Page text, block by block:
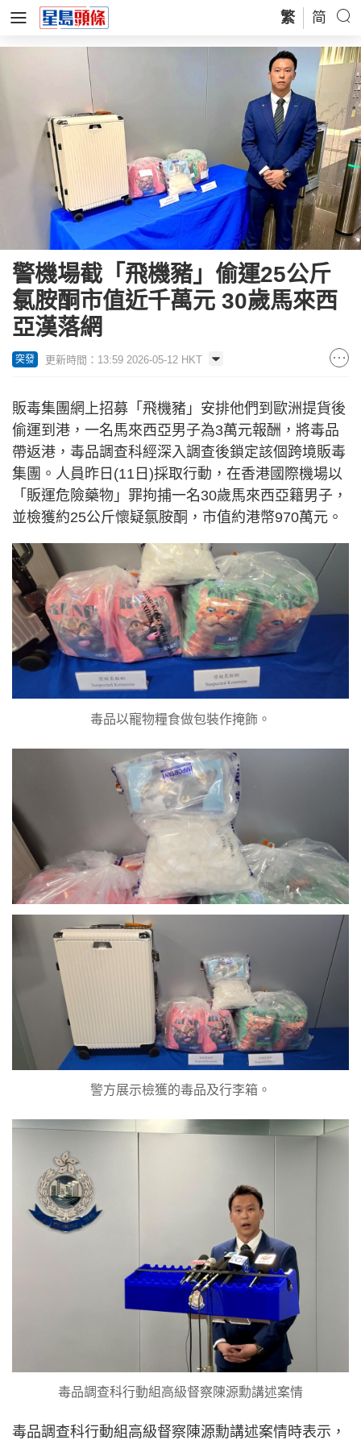
繁 简
警機場截「飛機豬」偷運25公斤
氯胺酮市值近千萬元 30歲馬來西
亞漢落網
突發 更新時間：13:59 2026-05-12 HKT
販毒集團網上招募「飛機豬」安排他們到歐洲提貨後
偷運到港，一名馬來西亞男子為3萬元報酬，將毒品
帶返港，毒品調查科經深入調查後鎖定該個跨境販毒
集團。人員昨日(11日)採取行動，在香港國際機場以
「販運危險藥物」罪拘捕一名30歲馬來西亞籍男子，
並檢獲約25公斤懷疑氯胺酮，市值約港幣970萬元。
毒品以寵物糧食做包裝作掩飾。
警方展示檢獲的毒品及行李箱。
毒品調查科行動組高級督察陳源勳講述案情
毒品調查科行動組高級督察陳源勳講述案情時表示，